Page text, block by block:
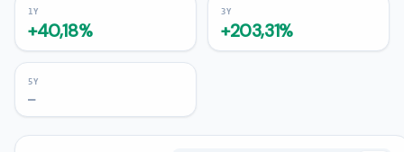
1Y
+40,18%
3Y
+203,31%
5Y
—